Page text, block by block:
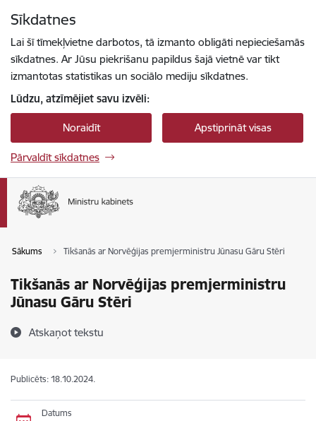
Sīkdatnes
Lai šī tīmekļvietne darbotos, tā izmanto obligāti nepieciešamās
sīkdatnes. Ar Jūsu piekrišanu papildus šajā vietnē var tikt
izmantotas statistikas un sociālo mediju sīkdatnes.
Lūdzu, atzīmējiet savu izvēli:
Noraidīt Apstiprināt visas
Pārvaldīt sīkdatnes
Sākums Tikšanās ar Norvēģijas premjerministru Jūnasu Gāru Stēri
Tikšanās ar Norvēģijas premjerministru
Jūnasu Gāru Stēri
Atskaņot tekstu
Publicēts: 18.10.2024.
Datums